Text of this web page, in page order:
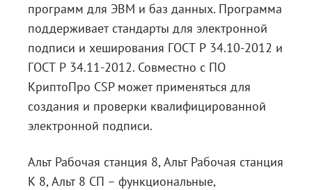
программ для ЭВМ и баз данных. Программа
поддерживает стандарты для электронной
подписи и хеширования ГОСТ Р 34.10-2012 и
ГОСТ Р 34.11-2012. Совместно с ПО
КриптоПро CSP может применяться для
создания и проверки квалифицированной
электронной подпиcи.
Альт Рабочая станция 8, Альт Рабочая станция
К 8, Альт 8 СП – функциональные,